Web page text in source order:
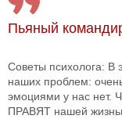
Пьяный
Советы психолога: В
наших проблем:
эмоциями у нас нет.
ПРАВЯТ нашей